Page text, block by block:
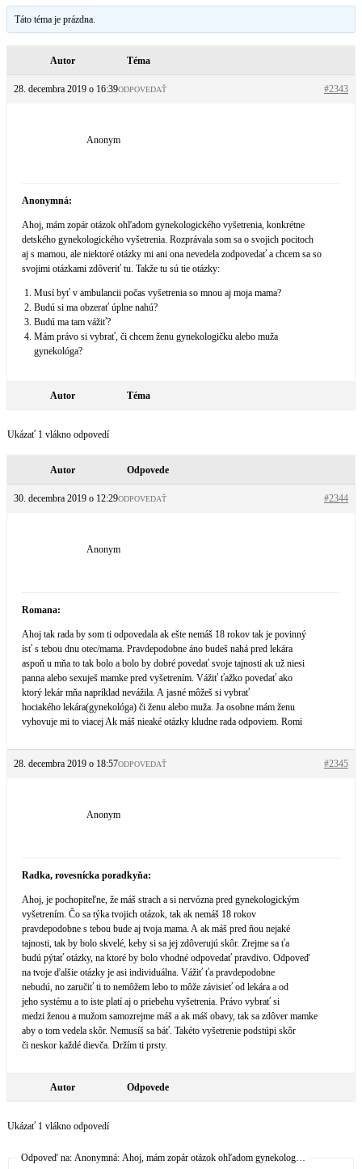
Táto téma je prázdna.
Autor Téma
28. decembra 2019 o 16:39 #2343
ODPOVEDAŤ
Anonym
Anonymná:
Ahoj, mám zopár otázok ohľadom gynekologického vyšetrenia, konkrétne
detského gynekologického vyšetrenia. Rozprávala som sa o svojich pocitoch
aj s mamou, ale niektoré otázky mi ani ona nevedela zodpovedať a chcem sa so
svojimi otázkami zdôveriť tu. Takže tu sú tie otázky:
Musí byť v ambulancii počas vyšetrenia so mnou aj moja mama?
Budú si ma obzerať úplne nahú?
Budú ma tam vážiť?
Mám právo si vybrať, či chcem ženu gynekologičku alebo muža
gynekológa?
Autor Téma
Ukázať 1 vlákno odpovedí
Autor Odpovede
30. decembra 2019 o 12:29 #2344
ODPOVEDAŤ
Anonym
Romana:
Ahoj tak rada by som ti odpovedala ak ešte nemáš 18 rokov tak je povinný
ísť s tebou dnu otec/mama. Pravdepodobne áno budeš nahá pred lekára
aspoň u mňa to tak bolo a bolo by dobré povedať svoje tajnosti ak už niesi
panna alebo sexuješ mamke pred vyšetrením. Vážiť ťažko povedať ako
ktorý lekár mňa napríklad nevážila. A jasné môžeš si vybrať
hociakého lekára(gynekológa) či ženu alebo muža. Ja osobne mám ženu
vyhovuje mi to viacej Ak máš nieaké otázky kludne rada odpoviem. Romi
28. decembra 2019 o 18:57 #2345
ODPOVEDAŤ
Anonym
Radka, rovesnícka poradkyňa:
Ahoj, je pochopiteľne, že máš strach a si nervózna pred gynekologickým
vyšetrením. Čo sa týka tvojich otázok, tak ak nemáš 18 rokov
pravdepodobne s tebou bude aj tvoja mama. A ak máš pred ňou nejaké
tajnosti, tak by bolo skvelé, keby si sa jej zdôverujú skôr. Zrejme sa ťa
budú pýtať otázky, na ktoré by bolo vhodné odpovedať pravdivo. Odpoveď
na tvoje ďalšie otázky je asi individuálna. Vážiť ťa pravdepodobne
nebudú, no zaručiť ti to nemôžem lebo to môže závisieť od lekára a od
jeho systému a to iste platí aj o priebehu vyšetrenia. Právo vybrať si
medzi ženou a mužom samozrejme máš a ak máš obavy, tak sa zdôver mamke
aby o tom vedela skôr. Nemusíš sa báť. Takéto vyšetrenie podstúpi skôr
či neskor každé dievča. Držím ti prsty.
Autor Odpovede
Ukázať 1 vlákno odpovedí
Odpoveď na: Anonymná: Ahoj, mám zopár otázok ohľadom gynekolog…